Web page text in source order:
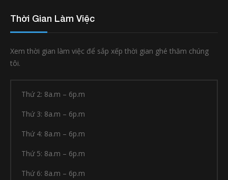
Thời Gian Làm Việc
Xem thời gian làm việc để sắp xếp thời gian ghé thăm chúng
tôi.
Thứ 2: 8a.m – 6p.m
Thứ 3: 8a.m – 6p.m
Thứ 4: 8a.m – 6p.m
Thứ 5: 8a.m – 6p.m
Thứ 6: 8a.m – 6p.m